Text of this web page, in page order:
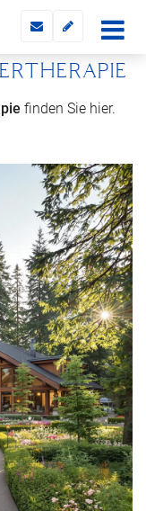
finden Sie hier.